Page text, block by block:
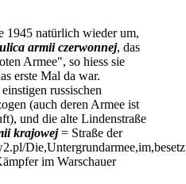
1945 natürlich wieder um,
ulica armii czerwonnej, das
Armee", so hiess sie
erste Mal da war.
russischen
(auch deren Armee ist
und die alte Lindenstraße
krajowej= Straße der
im Warschauer